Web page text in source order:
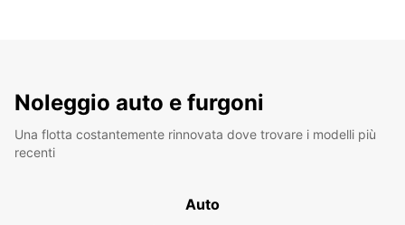
Noleggio auto e furgoni
Una flotta costantemente rinnovata dove trovare i modelli più
recenti
Auto